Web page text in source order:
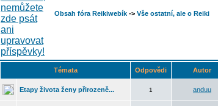
Obsah fóra Reikiwebík -> Vše ostatní, ale o Reiki
Témata Odpovědi Autor
Etapy života ženy přirozeně... 1 anduu